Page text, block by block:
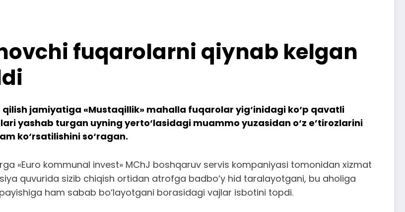
fuqarolarni qiynab kelgan
jamiyatiga «Mustaqillik» mahalla fuqarolar yig‘inidagi ko‘p qavatli
yashab turgan uyning yerto‘lasidagi muammo yuzasidan o‘z e’tirozlarini
ko‘rsatilishini so‘ragan.
«Euro kommunal invest» MChJ boshqaruv servis kompaniyasi tomonidan xizmat
quvurida sizib chiqish ortidan atrofga badbo‘y hid taralayotgani, bu aholiga
ham sabab bo‘layotgani borasidagi vajlar isbotini topdi.